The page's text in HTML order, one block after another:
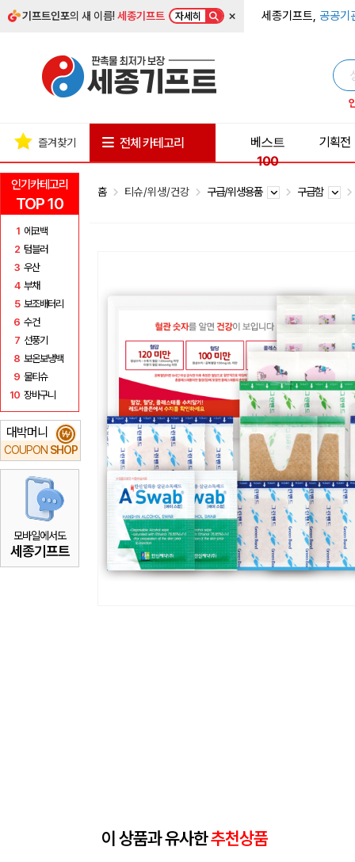
기프트인포의 새 이름!세종기프트 자세히 × 세종기프트, 공공기
인기카테고리
TOP 10
1 에코백
2 텀블러
3 우산
4 부채
5 보조배터리
6 수건
7 선풍기
8 보온보냉백
9 물티슈
10 장바구니
대박머니
COUPON SHOP
₩
모바일에서도
세종기프트
즐겨찾기 전체 카테고리
베스트
100
기획전
홈 티슈/위생/건강 구급/위생용품 구급함
이 상품과 유사한추천상품